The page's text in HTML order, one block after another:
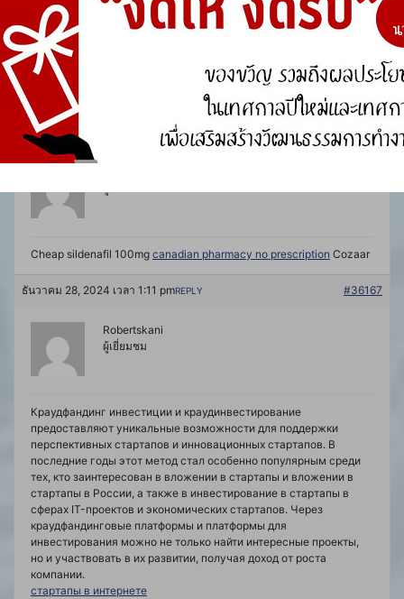
ผู้เยี่ยมชม
Canadian Pharmacy Canadian pharmacy viagra Maxifort zimax
100mg skypharmacy
ธันวาคม 27, 2024 เวลา 12:32 am #36030
REPLY
Cheap sildenafil 100mg canadian pharmacy no prescription Cozaar
ธันวาคม 28, 2024 เวลา 1:11 pm #36167
REPLY
Robertskani
ผู้เยี่ยมชม
Краудфандинг инвестиции и краудинвестирование
предоставляют уникальные возможности для поддержки
перспективных стартапов и инновационных стартапов. В
последние годы этот метод стал особенно популярным среди
тех, кто заинтересован в вложении в стартапы и вложении в
стартапы в России, а также в инвестирование в стартапы в
сферах IT-проектов и экономических стартапов. Через
краудфандинговые платформы и платформы для
инвестирования можно не только найти интересные проекты,
но и участвовать в их развитии, получая доход от роста
компании.
стартапы в интернете